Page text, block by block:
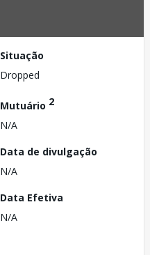
Situação
Dropped
Mutuário 2
N/A
Data de divulgação
N/A
Data Efetiva
N/A